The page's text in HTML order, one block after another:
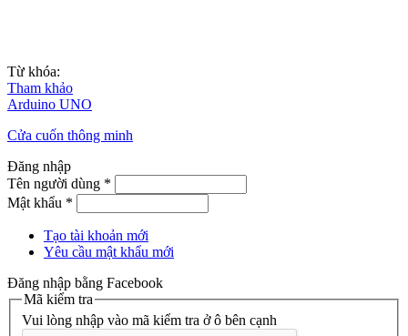
Từ khóa:
Tham khảo
Arduino UNO
Cửa cuốn thông minh
Đăng nhập
Tên người dùng *
Mật khẩu *
Tạo tài khoản mới
Yêu cầu mật khẩu mới
Đăng nhập bằng Facebook
Mã kiểm tra
Vui lòng nhập vào mã kiểm tra ở ô bên cạnh